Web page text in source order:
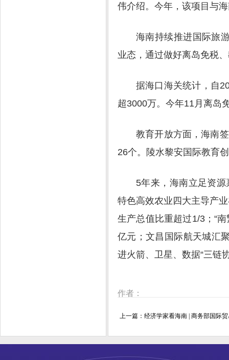
伟介绍。今年，该项目与
海南持续推进国际旅
业态，通过做好离岛免税
据海口海关统计，自
超3000万。今年11月离岛
教育开放方面，海南
26个。陵水黎安国际教育
5年来，海南立足资
特色高效农业四大主导产
生产总值比重超过1/3；“
亿元；文昌国际航天城汇
进火箭、卫星、数据“三链
作者：
上一篇： 经济学家看海南 | 商务部国际